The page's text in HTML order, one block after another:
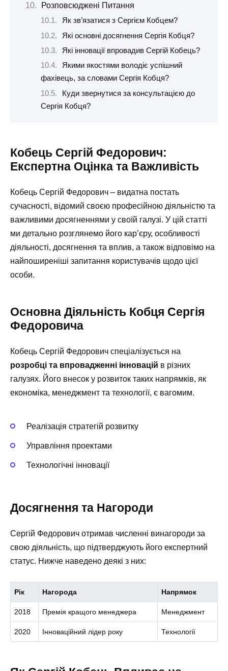
Розповсюджені Питання
Як зв’язатися з Сергієм Кобцем?
Які основні досягнення Сергія Кобця?
Які інновації впровадив Сергій Кобець?
Якими якостями володіє успішний
фахівець, за словами Сергія Кобця?
Куди звернутися за консультацією до
Сергія Кобця?
Кобець Сергій Федорович:
Експертна Оцінка та Важливість
Кобець Сергій Федорович – видатна постать
сучасності, відомий своєю професійною діяльністю та
важливими досягненнями у своїй галузі. У цій статті
ми детально розглянемо його кар’єру, особливості
діяльності, досягнення та вплив, а також відповімо на
найпоширеніші запитання користувачів щодо цієї
особи.
Основна Діяльність Кобця Сергія
Федоровича
Кобець Сергій Федорович спеціалізується на
розробці та впровадженні інновацій в різних
галузях. Його внесок у розвиток таких напрямків, як
економіка, менеджмент та технології, є вагомим.
Реалізація стратегій розвитку
Управління проектами
Технологічні інновації
Досягнення та Нагороди
Сергій Федорович отримав численні винагороди за
свою діяльність, що підтверджують його експертний
статус. Нижче наведено деякі з них:
Рік Нагорода Напрямок
2018 Премія кращого менеджера Менеджмент
2020 Інноваційний лідер року Технології